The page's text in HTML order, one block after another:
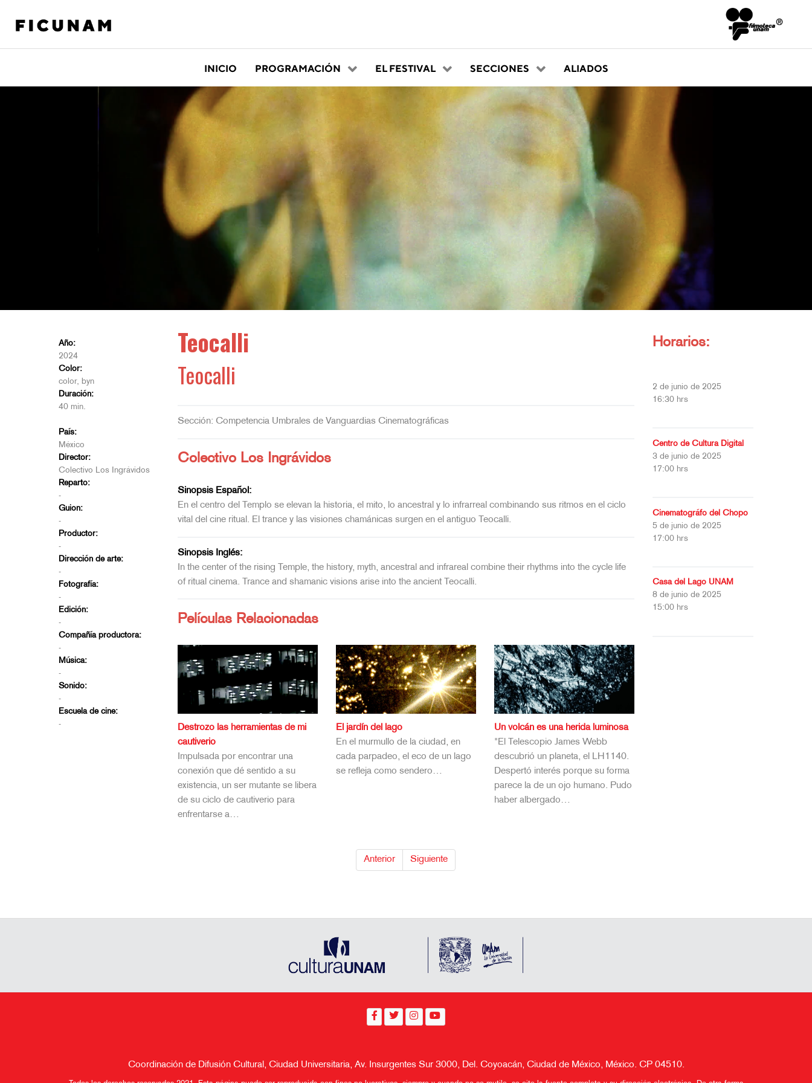
INICIO PROGRAMACIÓN EL FESTIVAL SECCIONES ALIADOS
Año:
2024
Color:
color, byn
Duración:
40 min.
País:
México
Director:
Colectivo Los Ingrávidos
Reparto:
-
Guion:
-
Productor:
-
Dirección de arte:
-
Fotografía:
-
Edición:
-
Compañía productora:
-
Música:
-
Sonido:
-
Escuela de cine:
-
Teocalli
Teocalli
Sección: Competencia Umbrales de Vanguardias Cinematográficas
Colectivo Los Ingrávidos
Sinopsis Español:
En el centro del Templo se elevan la historia, el mito, lo ancestral y lo infrarreal combinando sus ritmos en el ciclo
vital del cine ritual. El trance y las visiones chamánicas surgen en el antiguo Teocalli.
Sinopsis Inglés:
In the center of the rising Temple, the history, myth, ancestral and infrareal combine their rhythms into the cycle life
of ritual cinema. Trance and shamanic visions arise into the ancient Teocalli.
Películas Relacionadas
Destrozo las herramientas de mi
cautiverio
Impulsada por encontrar una
conexión que dé sentido a su
existencia, un ser mutante se libera
de su ciclo de cautiverio para
enfrentarse a…
El jardín del lago
En el murmullo de la ciudad, en
cada parpadeo, el eco de un lago
se refleja como sendero…
Un volcán es una herida luminosa
"El Telescopio James Webb
descubrió un planeta, el LH1140.
Despertó interés porque su forma
parece la de un ojo humano. Pudo
haber albergado…
Anterior Siguiente
Horarios:
2 de junio de 2025
16:30 hrs
Centro de Cultura Digital
3 de junio de 2025
17:00 hrs
Cinematográfo del Chopo
5 de junio de 2025
17:00 hrs
Casa del Lago UNAM
8 de junio de 2025
15:00 hrs
Coordinación de Difusión Cultural, Ciudad Universitaria, Av. Insurgentes Sur 3000, Del. Coyoacán, Ciudad de México, México. CP 04510.